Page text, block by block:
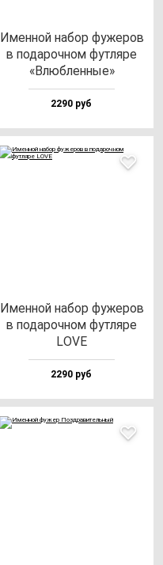
Имен­ной на­бор фу­же­ров
в по­да­роч­ном фут­ля­ре
«Влюб­лен­ные»
2290 руб
Имен­ной на­бор фу­же­ров
в по­да­роч­ном фут­ля­ре
LOVE
2290 руб